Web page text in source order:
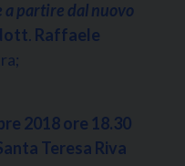
partire dal nuovo
. Raffaele
2018 ore 18.30
Teresa Riva